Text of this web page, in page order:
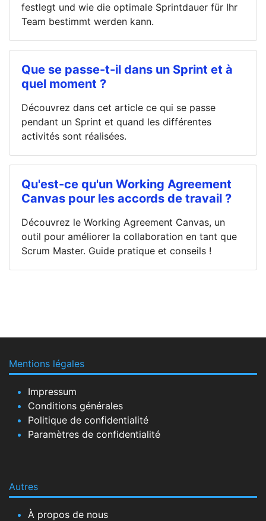
festlegt und wie die optimale Sprintdauer für Ihr
Team bestimmt werden kann.
Que se passe-t-il dans un Sprint et à
quel moment ?
Découvrez dans cet article ce qui se passe
pendant un Sprint et quand les différentes
activités sont réalisées.
Qu'est-ce qu'un Working Agreement
Canvas pour les accords de travail ?
Découvrez le Working Agreement Canvas, un
outil pour améliorer la collaboration en tant que
Scrum Master. Guide pratique et conseils !
Mentions légales
Impressum
Conditions générales
Politique de confidentialité
Paramètres de confidentialité
Autres
À propos de nous